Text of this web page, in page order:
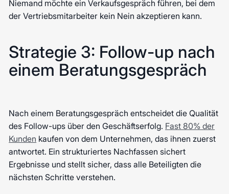
Niemand möchte ein Verkaufsgespräch führen, bei dem
der Vertriebsmitarbeiter kein Nein akzeptieren kann.
Strategie 3: Follow-up nach
einem Beratungsgespräch
Nach einem Beratungsgespräch entscheidet die Qualität
des Follow-ups über den Geschäftserfolg. Fast 80% der
Kunden kaufen von dem Unternehmen, das ihnen zuerst
antwortet. Ein strukturiertes Nachfassen sichert
Ergebnisse und stellt sicher, dass alle Beteiligten die
nächsten Schritte verstehen.